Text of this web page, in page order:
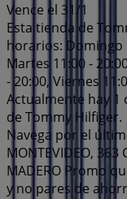
Vence el 31/1
Esta tienda de
horarios: Domingo
Martes 11:00 -
- 20:00, Viernes
Actualmente hay 1
de Tommy Hilfiger.
Navega por el
MONTEVIDEO, 363
MADERO Promo
y no pares de